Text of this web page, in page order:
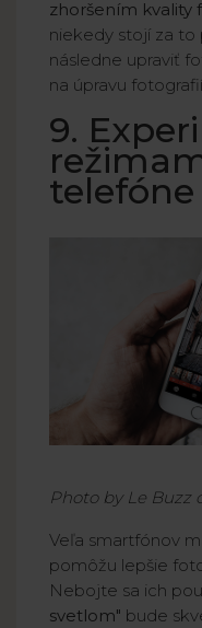
zhoršením kvality
niekedy stojí za
následne upraviť
na úpravu
9.
telefóne
Photo by Le Buzz
Veľa smartfónov
pomôžu lepšie
Nebojte sa ich
svetlom" bude